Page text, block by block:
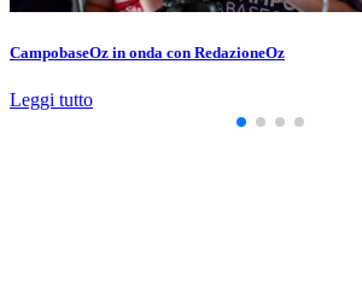
CampobaseOz in onda con RedazioneOz
Leggi tutto